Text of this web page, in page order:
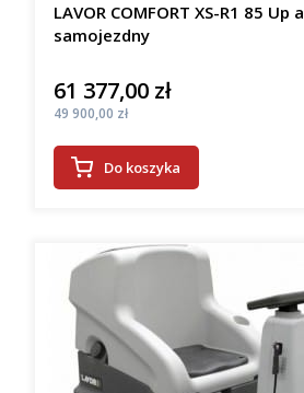
LAVOR COMFORT XS-R1 85
samojezdny
Cena
61 377,00 zł
Cena
49 900,00 zł
Do koszyka